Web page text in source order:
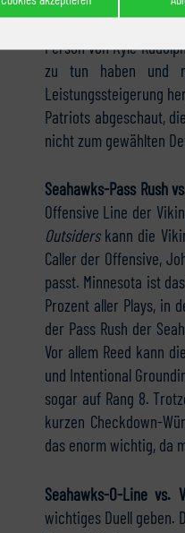
geblieben ist er vor
Person von Kyle
zu tun haben und
Leistungssteigerung
Patriots abgeschaut,
nicht zum gewählten
Seahawks-Pass Rush
Offensive Line der
Outsiderskann die
Caller der Offensive,
passt. Minnesota ist
Prozent aller Plays, in
der Pass Rush der
Vor allem Reed kann
und Intentional
sogar auf Rang 8.
kurzen Checkdown-
das enorm wichtig, da
Seahawks-O-Line vs.
wichtiges Duell geben.